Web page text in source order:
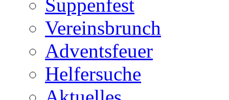
Suppenfest
Vereinsbrunch
Adventsfeuer
Helfersuche